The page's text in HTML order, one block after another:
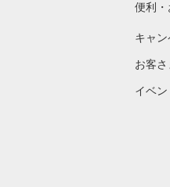
便利・
キャ
お客
イベン